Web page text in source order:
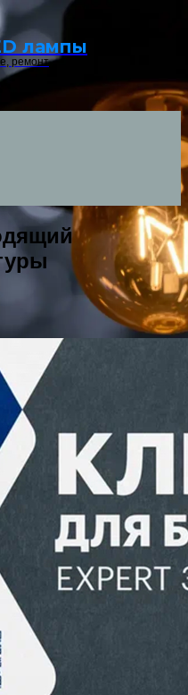
лампы
ремонт